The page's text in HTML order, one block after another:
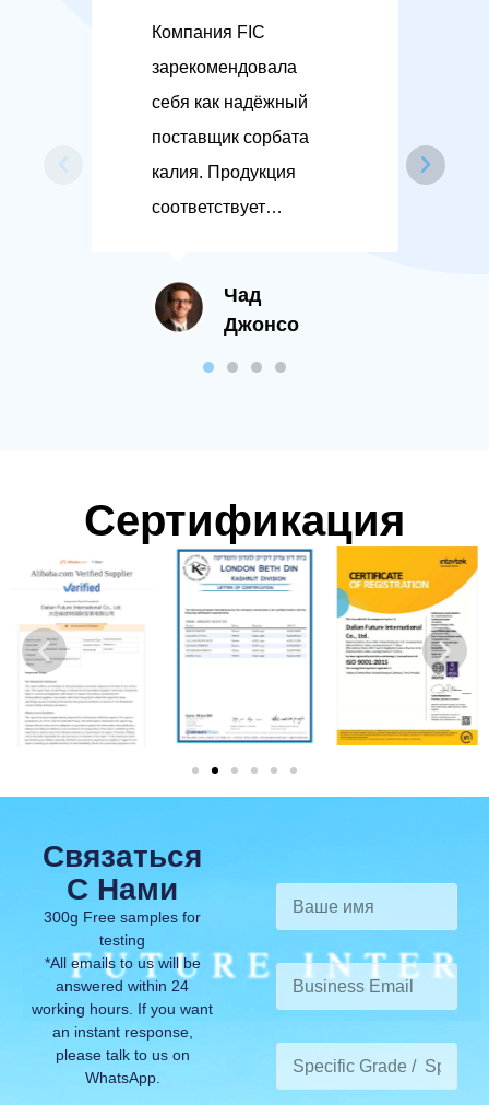
Компания FIC
зарекомендовала
себя как надёжный
поставщик сорбата
калия. Продукция
соответствует
однородная
партнёрства и
рассчитываем на
долгосрочное
сотрудничество.
Чад
Джонсо
Сертификация
Связаться
С Нами
300g Free samples for
testing
*All emails to us will be
answered within 24
working hours. If you want
an instant response,
please talk to us on
WhatsApp.